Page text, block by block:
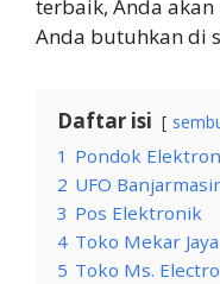
terbaik, Anda
Anda butuhkan di
Daftar isi
1 Pondok
2 UFO
3 Pos Elektronik
4 Toko Mekar
5 Toko Ms.